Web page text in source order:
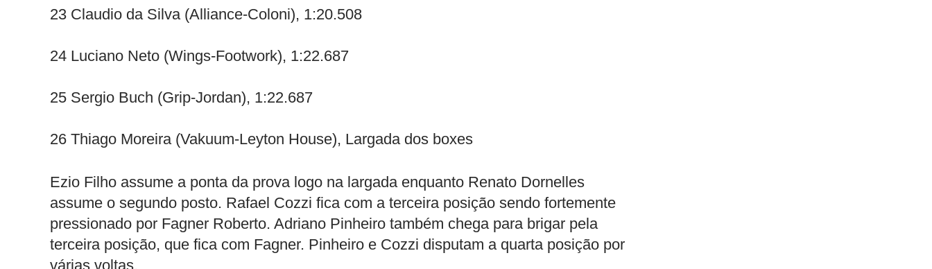
23 Claudio da Silva (Alliance-Coloni), 1:20.508
24 Luciano Neto (Wings-Footwork), 1:22.687
25 Sergio Buch (Grip-Jordan), 1:22.687
26 Thiago Moreira (Vakuum-Leyton House), Largada dos boxes
Ezio Filho assume a ponta da prova logo na largada enquanto Renato Dornelles
assume o segundo posto. Rafael Cozzi fica com a terceira posição sendo fortemente
pressionado por Fagner Roberto. Adriano Pinheiro também chega para brigar pela
terceira posição, que fica com Fagner. Pinheiro e Cozzi disputam a quarta posição por
várias voltas.